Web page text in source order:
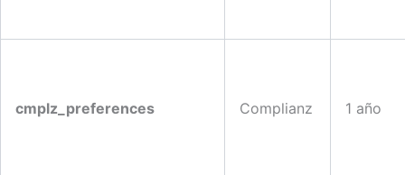
cmplz_preferences Complianz 1 año